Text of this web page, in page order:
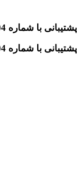
تماس بگیرید.
تماس بگیرید.